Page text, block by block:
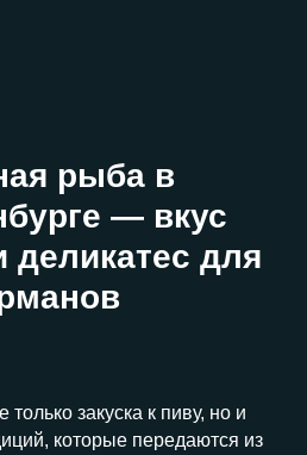
рыба в
— вкус
деликатес для
закуска к пиву, но и
которые передаются из